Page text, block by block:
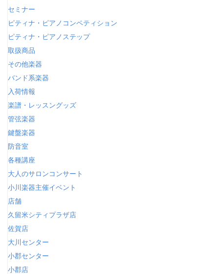
セミナー
ピティナ・ピアノコンペティション
ピティナ・ピアノステップ
取扱商品
その他楽器
バンド系楽器
入荷情報
楽譜・レッスングッズ
管弦楽器
鍵盤楽器
防音室
各種講座
大人のサロンコンサート
小川楽器主催イベント
店舗
久留米シティプラザ店
佐賀店
大川センター
小郡センター
小郡店